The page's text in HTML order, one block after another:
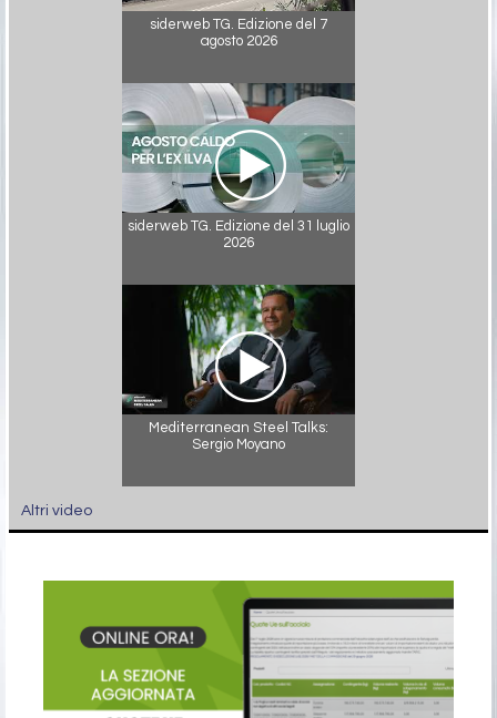
siderweb TG. Edizione del 7
agosto 2026
siderweb TG. Edizione del 31 luglio
2026
Mediterranean Steel Talks:
Sergio Moyano
Altri video